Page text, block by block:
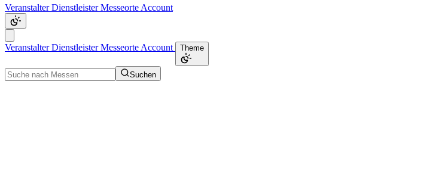
VeranstalterDienstleisterMesseorte Account
VeranstalterDienstleisterMesseorte Account Theme
Suchen